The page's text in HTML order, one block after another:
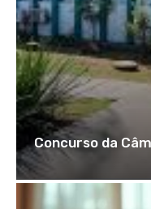
Concurso da